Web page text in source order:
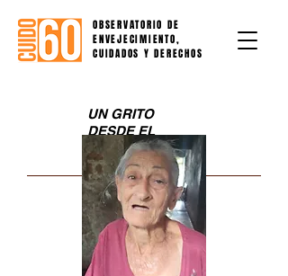
OBSERVATORIO DE
ENVEJECIMIENTO,
CUIDADOS Y DERECHOS
UN GRITO
DESDE EL
SILENCIO
ISORA Y BERTA
Presentación de serie
testimonial especial